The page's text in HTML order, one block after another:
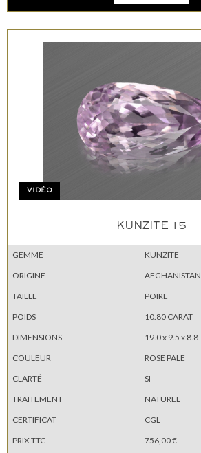
VIDÉO
KUNZITE 15
GEMME
KUNZITE
ORIGINE
AFGHANISTAN
TAILLE
POIRE
POIDS
10.80 CARAT
DIMENSIONS
19.0 x 9.5 x 8.8
COULEUR
ROSE PALE
CLARTÉ
SI
TRAITEMENT
NATUREL
CERTIFICAT
CGL
PRIX TTC
756,00 €